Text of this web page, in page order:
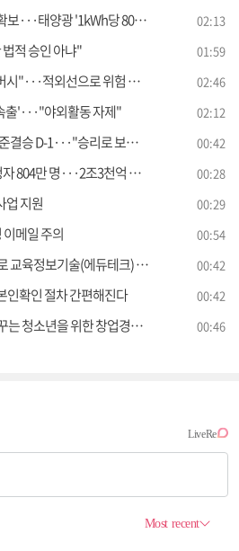
태양광 '1kWh당 80원' 목표 02:13
적 승인 아냐" 01:59
적외선으로 위험 감지 02:46
출'···"야외활동 자제" 02:12
D-1···"승리로 보답할 것" 00:42
만 명···2조3천억 지급 00:28
업 지원 00:29
메일 주의 00:54
(에듀테크) 개인정보 보호 실태점검 00:42
인확인 절차 간편해진다 00:42
년을 위한 창업경진대회 개최 00:46